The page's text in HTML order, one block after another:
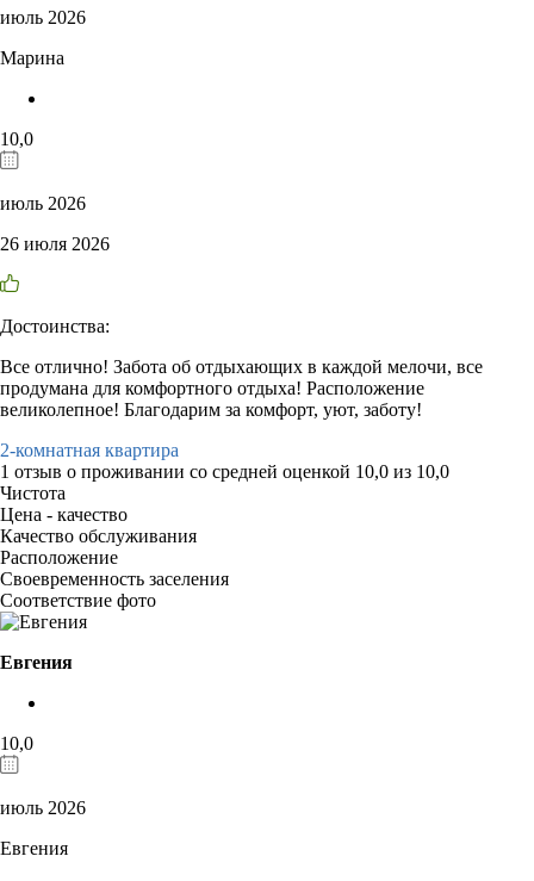
июль 2026
Марина
10,0
июль 2026
26 июля 2026
Достоинства:
Все отлично! Забота об отдыхающих в каждой мелочи, все
продумана для комфортного отдыха! Расположение
великолепное! Благодарим за комфорт, уют, заботу!
2-комнатная квартира
1 отзыв о проживании со средней оценкой 10,0 из 10,0
Чистота
Цена - качество
Качество обслуживания
Расположение
Своевременность заселения
Соответствие фото
Евгения
10,0
июль 2026
Евгения